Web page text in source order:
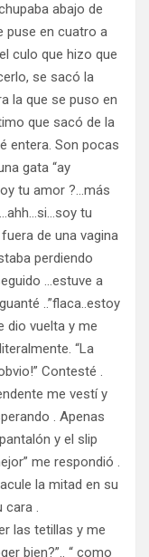
abajo de
puse en cuatro a
culo que hizo que
se sacó la
la que se puso en
que sacó de la
entera. Son pocas
gata “ay
tu amor ?…más
tu
de una vagina
perdiendo
…estuve a
..”flaca..estoy
dio vuelta y me
“La
Contesté .
me vestí y
. Apenas
y el slip
me respondió .
la mitad en su
cara .
las tetillas y me
bien?”.. “ como